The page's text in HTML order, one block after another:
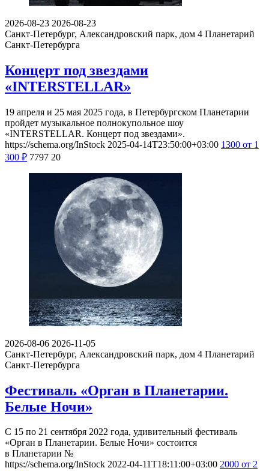
2026-08-23 2026-08-23
Санкт-Петербург, Александровский парк, дом 4 Планетарий
Санкт-Петербурга
Концерт под звездами
«INTERSTELLAR»
19 апреля и 25 мая 2025 года, в Петербургском Планетарии
пройдет музыкальное полнокупольное шоу
«INTERSTELLAR. Концерт под звездами».
https://schema.org/InStock 2025-04-14T23:50:00+03:00 1300 от 1
300 ₽ 7797 20
2026-08-06 2026-11-05
Санкт-Петербург, Александровский парк, дом 4 Планетарий
Санкт-Петербурга
Фестиваль «Орган в Планетарии.
Белые Ночи»
С 15 по 21 сентября 2022 года, удивительный фестиваль
«Орган в Планетарии. Белые Ночи» состоится
в Планетарии №
https://schema.org/InStock 2022-04-11T18:11:00+03:00 2000 от 2